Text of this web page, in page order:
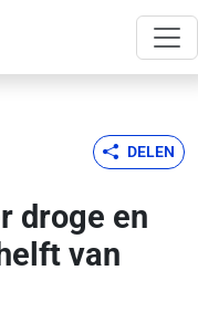
DELEN
droge en
van